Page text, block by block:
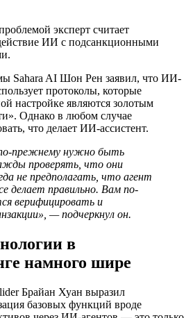
эксперт считает
ИИ с подсанкционными
Sahara AI Шон Рен заявил, что ИИ-
протоколы, которые
настройке являются золотым
Однако в любом случае
что делает ИИ-ассистент.
прежнему нужно быть
проверять, что они
не предполагать, что агент
делает правильно. Вам по-
верифицировать и
— подчеркнул он.
в
намного шире
Брайан Хуан выразил
базовых функций вроде